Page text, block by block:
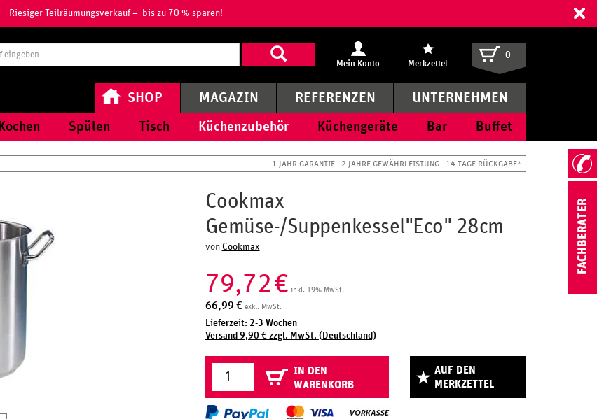
Riesiger Teilräumungsverkauf – bis zu 70 % sparen!
Suchbegriff
eingeben
Mein Konto Merkzettel
0
SHOP
Kochen Spülen Tisch Küchenzubehör Küchengeräte Bar Buffet
MAGAZIN REFERENZEN UNTERNEHMEN
1 JAHR GARANTIE 2 JAHRE GEWÄHRLEISTUNG 14 TAGE RÜCKGABE*
Cookmax
Gemüse-/Suppenkessel"Eco" 28cm
von Cookmax
79,72€ inkl. 19% MwSt.
66,99 € exkl. MwSt.
Lieferzeit: 2-3 Wochen
Versand 9,90 € zzgl. MwSt. (Deutschland)
IN DEN
WARENKORB
AUF DEN
MERKZETTEL